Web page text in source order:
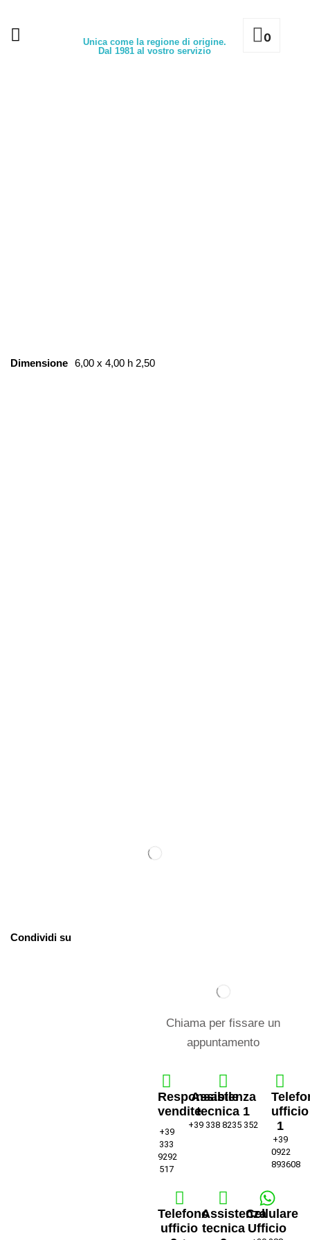
Unica come la regione di origine.
Dal 1981 al vostro servizio
0
Dimensione 6,00 x 4,00 h 2,50
Condividi su
Chiama per fissare un
appuntamento
Responsabile
vendite
+39
333
9292
517
Assistenza
tecnica 1
+39 338 8235 352
ufficio
1
+39
0922
893608
Telefono
ufficio
Assistenza
tecnica
Cellulare
Ufficio